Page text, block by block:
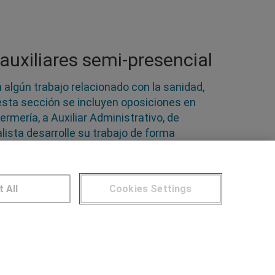
semi-presencial
trabajo relacionado con la sanidad,
sección se incluyen oposiciones en
a Auxiliar Administrativo, de
desarrolle su trabajo de forma
Cookies Settings
All